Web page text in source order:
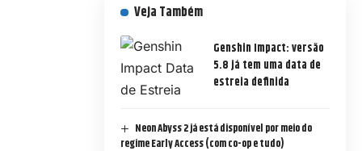
Veja Também
Genshin Impact: versão
5.8 já tem uma data de
estreia definida
Neon Abyss 2 já está disponível por meio do
regime Early Access (com co-op e tudo)